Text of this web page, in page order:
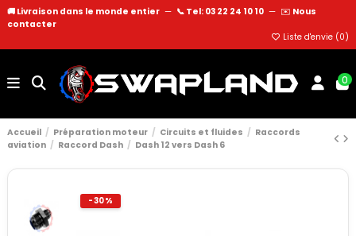
🚚 Livraison dans le monde entier — 📞 Tel: 03 22 24 10 10 — ✉️ Nous
contacter
Liste d'envie (0)
0
Accueil Préparation moteur Circuits et fluides
Raccords
aviation
Raccord Dash Dash 12 vers Dash 6
-30%